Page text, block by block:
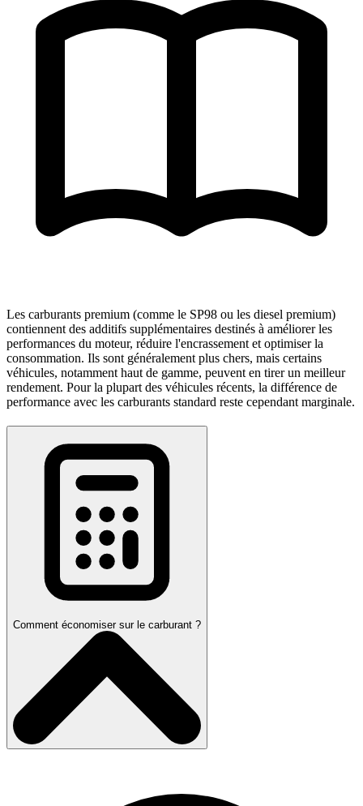
Les carburants premium (comme le SP98 ou les diesel premium)
contiennent des additifs supplémentaires destinés à améliorer les
performances du moteur, réduire l'encrassement et optimiser la
consommation. Ils sont généralement plus chers, mais certains
véhicules, notamment haut de gamme, peuvent en tirer un meilleur
rendement. Pour la plupart des véhicules récents, la différence de
performance avec les carburants standard reste cependant marginale.
Comment économiser sur le carburant ?